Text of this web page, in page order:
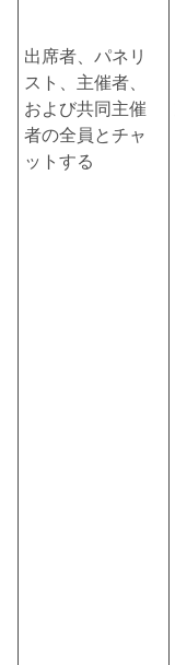
出席者、パネリ
スト、主催者、
および共同主催
者の全員とチャ
ットする